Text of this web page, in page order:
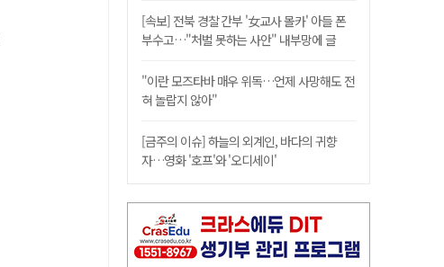
[속보] 전북 경찰 간부 '女교사 몰카' 아들 폰
부수고…"처벌 못하는 사안" 내부망에 글
"이란 모즈타바 매우 위독…언제 사망해도 전
혀 놀랍지 않아"
[금주의 이슈] 하늘의 외계인, 바다의 귀향
자…영화 '호프'와 '오디세이'